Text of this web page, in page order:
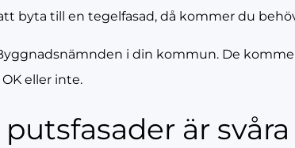
byta till en tegelfasad, då kommer du
i din kommun. De
eller inte.
är